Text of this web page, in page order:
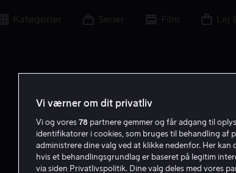
Kategorier Serier Film Lej
Vi værner om dit privatliv
Vi og vores 78 partnere gemmer og får adgang til
identifikatorer i cookies, som bruges til behandling af
administrere dine valg ved at klikke nedenfor. Her kan
hvis et behandlingsgrundlag er baseret på legitim
via siden Privatlivspolitik. Dine valg deles med vores